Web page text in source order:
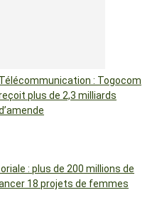
Télécommunication : Togocom
plus de 2,3 milliards
: plus de 200 millions de
18 projets de femmes